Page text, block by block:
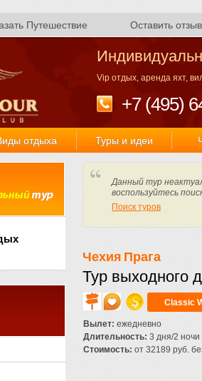
Путешествие Оставить отзыв
Vip отдых, аренда яхт,
+7 (495)
отдыха Туры и идеи
Данный тур
воспользуйтесь
Поиск туров
Чехия Прага
Тур выходного
Classic
Вылет: ежедневно
Длительность: 3 дня/2 ночи
Стоимость: от 32189 руб.